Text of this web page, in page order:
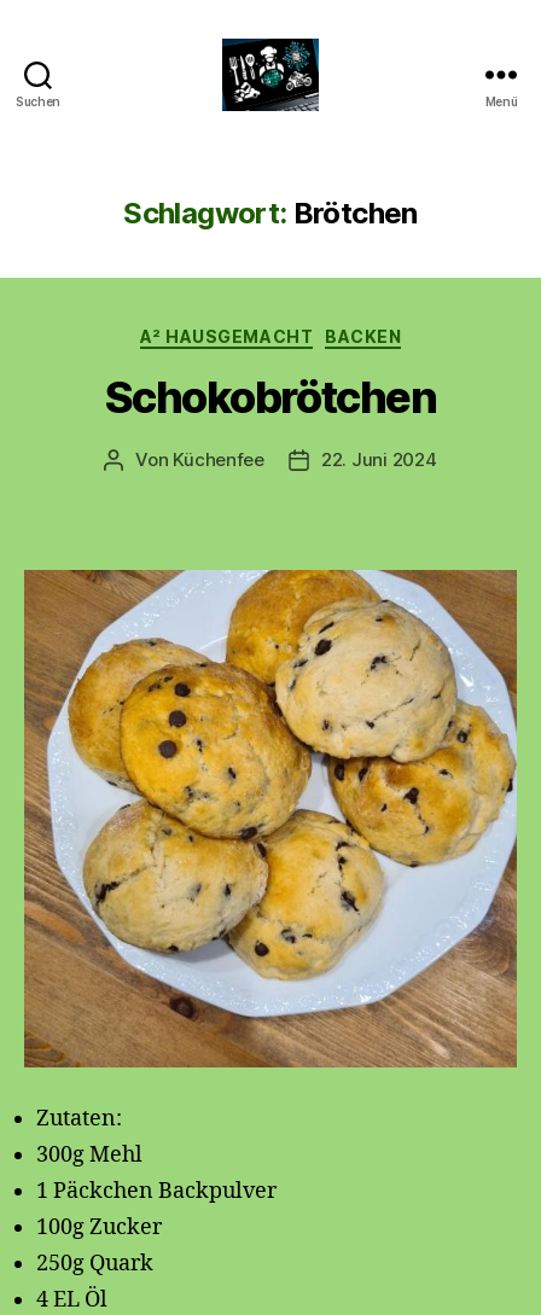
Suchen Menü
Schlagwort: Brötchen
Kategorien
A² HAUSGEMACHT BACKEN
Schokobrötchen
Beitragsautor
Von Küchenfee Beitragsdatum
22. Juni 2024
Zutaten:
300g Mehl
1 Päckchen Backpulver
100g Zucker
250g Quark
4 EL Öl